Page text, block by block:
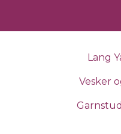
Lang
Vesker